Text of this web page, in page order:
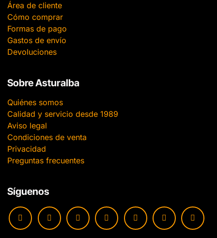
Área de cliente
Cómo comprar
Formas de pago
Gastos de envío
Devoluciones
Sobre Asturalba
Quiénes somos
Calidad y servicio desde 1989
Aviso legal
Condiciones de venta
Privacidad
Preguntas frecuentes
Síguenos